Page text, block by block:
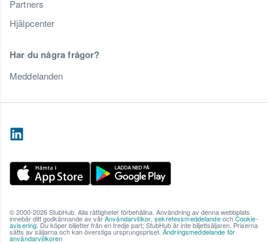
Partners
Hjälpcenter
Har du några frågor?
Meddelanden
© 2000-2026 StubHub. Alla rättigheter förbehållna. Användning av denna webbplats
innebär ditt godkännande av vårAnvändarvillkor ,sekretessmeddelandeochCookie-
avisering . Du köper biljetter från en tredje part; StubHub är inte biljettsäljaren. Priserna
sätts av säljarna och kan överstiga ursprungspriset. Ändringsmeddelande för
användarvillkoren